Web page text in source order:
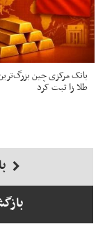
بانک مرکزی چین
طلا زا ثبت کرد